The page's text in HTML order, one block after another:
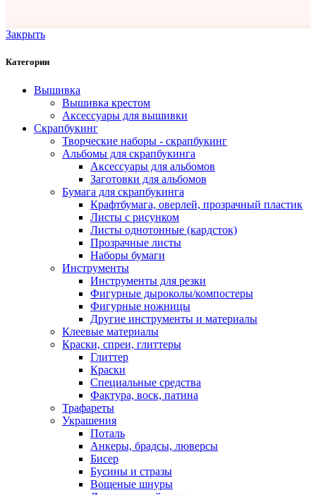
Закрыть
Категории
Вышивка
Вышивка крестом
Аксессуары для вышивки
Скрапбукинг
Творческие наборы - скрапбукинг
Альбомы для скрапбукинга
Аксессуары для альбомов
Заготовки для альбомов
Бумага для скрапбукинга
Крафтбумага, оверлей, прозрачный пластик
Листы c рисунком
Листы однотонные (кардсток)
Прозрачные листы
Наборы бумаги
Инструменты
Инструменты для резки
Фигурные дыроколы/компостеры
Фигурные ножницы
Другие инструменты и материалы
Клеевые материалы
Краски, спреи, глиттеры
Глиттер
Краски
Специальные средства
Фактура, воск, патина
Трафареты
Украшения
Поталь
Анкеры, брадсы, люверсы
Бисер
Бусины и стразы
Вощеные шнуры